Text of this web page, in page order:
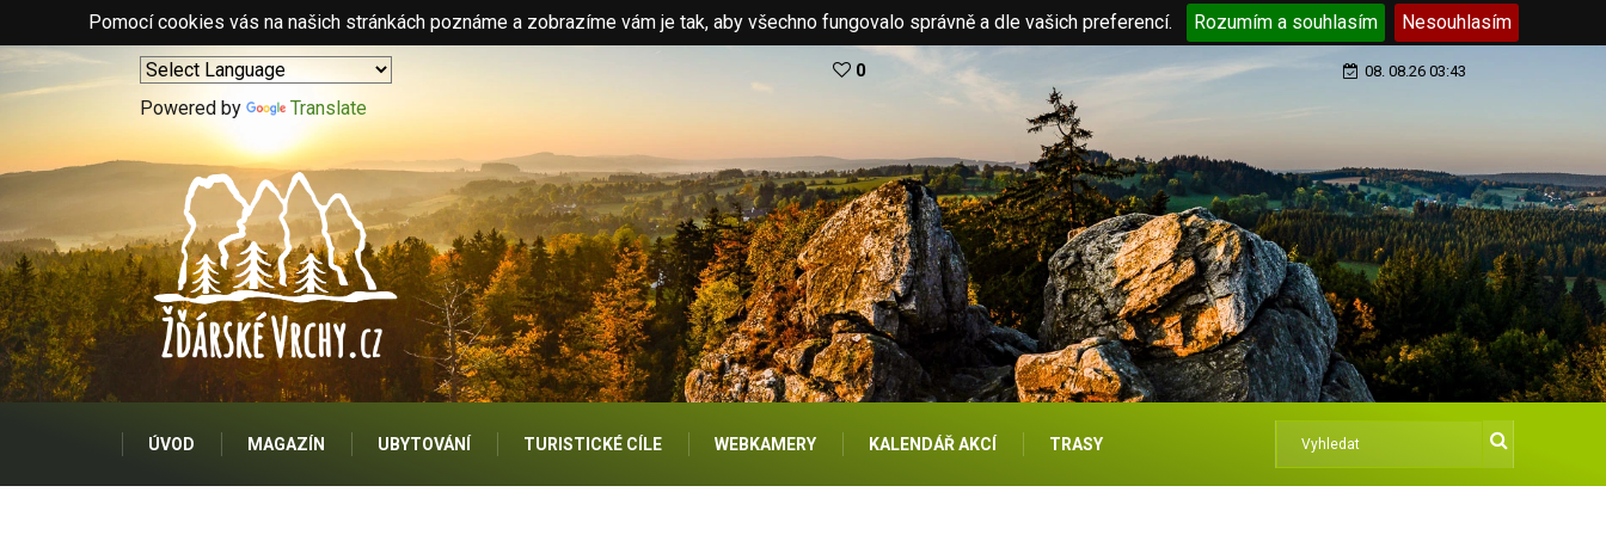
Pomocí cookies vás na našich stránkách poznáme a zobrazíme vám je tak, aby všechno fungovalo správně a dle vašich preferencí. Rozumím a souhlasím Nesouhlasím
Powered by Translate
0 08. 08.26 03:43
ÚVOD MAGAZÍN UBYTOVÁNÍ TURISTICKÉ CÍLE WEBKAMERY KALENDÁŘ AKCÍ TRASY